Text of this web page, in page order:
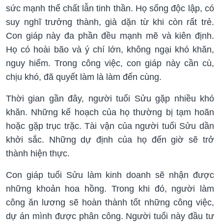
sức mạnh thể chất lẫn tinh thần. Họ sống độc lập, có
suy nghĩ trưởng thành, già dặn từ khi còn rất trẻ.
Con giáp này đa phần đều mạnh mẽ và kiên định.
Họ có hoài bão và ý chí lớn, không ngại khó khăn,
nguy hiểm. Trong công việc, con giáp này cần cù,
chịu khó, đã quyết làm là làm đến cùng.
Thời gian gần đây, người tuổi Sửu gặp nhiều khó
khăn. Những kế hoạch của họ thường bị tạm hoãn
hoặc gặp trục trặc. Tài vận của người tuổi Sửu dần
khởi sắc. Những dự định của họ đến giờ sẽ trở
thành hiện thực.
Con giáp tuổi Sửu làm kinh doanh sẽ nhận được
những khoản hoa hồng. Trong khi đó, người làm
công ăn lương sẽ hoàn thành tốt những công việc,
dự án mình được phân công. Người tuổi này đầu tư